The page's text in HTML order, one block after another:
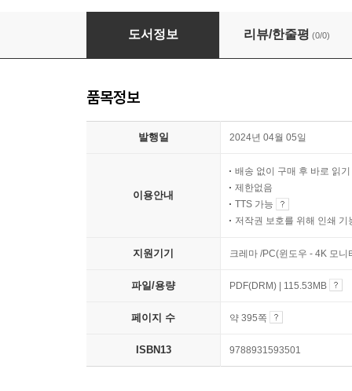
공학도를 위한 기초 회로이론 및 실습
도서정보 리뷰/한줄평 (0/0)
품목정보
발행일 2024년 04월 05일
이용안내
배송 없이 구매 후 바로 읽기
제한없음
TTS 가능
저작권 보호를 위해 인쇄 기
지원기기 크레마 /PC(윈도우 - 4K 모
파일/용량 PDF(DRM) | 115.53MB
페이지 수 약 395쪽
ISBN13 9788931593501